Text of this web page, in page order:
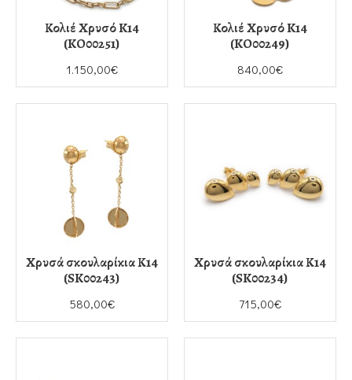
Κολιέ Χρυσό K14
(KO00251)
1.150,00€
Κολιέ Χρυσό K14
(KO00249)
840,00€
Χρυσά σκουλαρίκια Κ14
(SK00243)
580,00€
Χρυσά σκουλαρίκια Κ14
(SK00234)
715,00€